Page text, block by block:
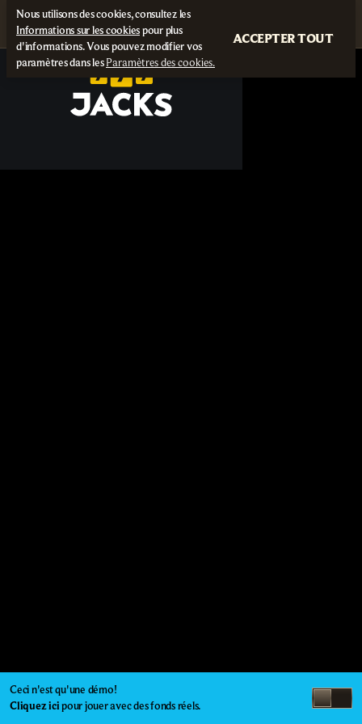
Ceci n'est qu'une démo!
Cliquez icipour jouer avec des fonds réels.
Nous utilisons des cookies, consultez les
Informations sur les cookiespour plus
d'informations. Vous pouvez modifier vos
paramètres dans lesParamètres des cookies.
ACCEPTER TOUT